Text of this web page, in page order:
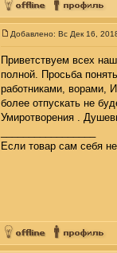
Добавлено: Вс Дек 16,
Приветствуем всех
полной. Просьба
работниками, ворами,
более отпускать не
Умиротворения .
Если товар сам себя